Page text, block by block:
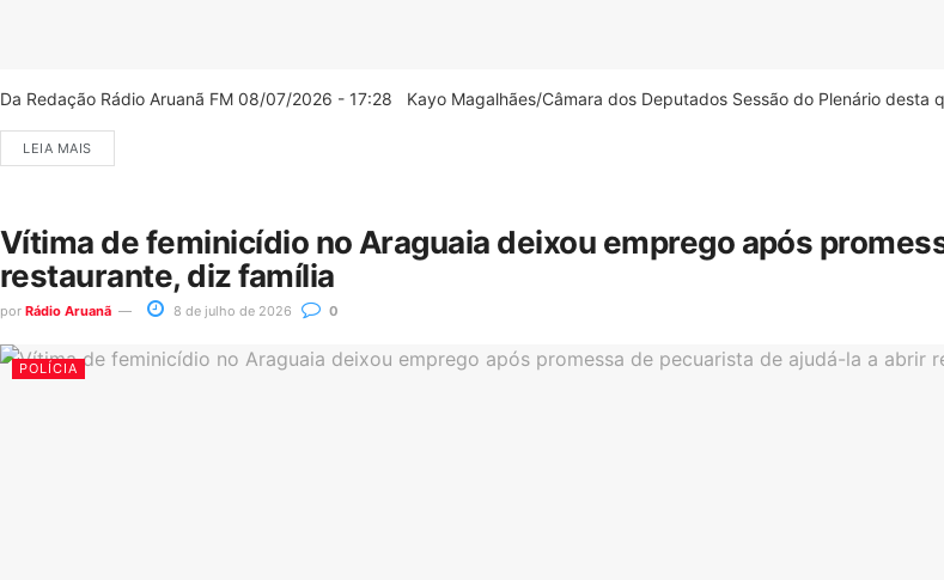
Da Redação Rádio Aruanã FM 08/07/2026 - 17:28 Kayo Magalhães/Câmara dos Deputados Sessão do Plenário desta
LEIA MAIS
Vítima de feminicídio no Araguaia deixou emprego após
restaurante, diz família
por Rádio Aruanã 8 de julho de 2026 0
POLÍCIA